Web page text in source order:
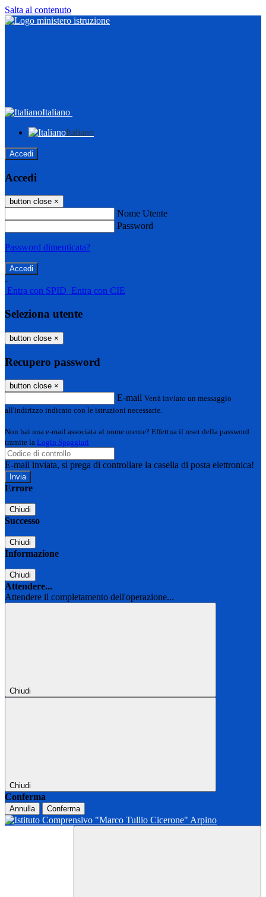
Salta al contenuto
Italiano
Italiano
Accedi
Accedi
button close ×
Nome Utente
Password
Password dimenticata?
-
Entra con SPID Entra con CIE
Seleziona utente
button close ×
Recupero password
button close ×
E-mail Verrà inviato un messaggio
all'indirizzo indicato con le istruzioni necessarie.
Non hai una e-mail associata al nome utente? Effettua il reset della password
tramite la Login Spaggiari
E-mail inviata, si prega di controllare la casella di posta elettronica!
Errore
Chiudi
Successo
Chiudi
Informazione
Chiudi
Attendere...
Attendere il completamento dell'operazione...
Chiudi
Chiudi
Conferma
Annulla Conferma